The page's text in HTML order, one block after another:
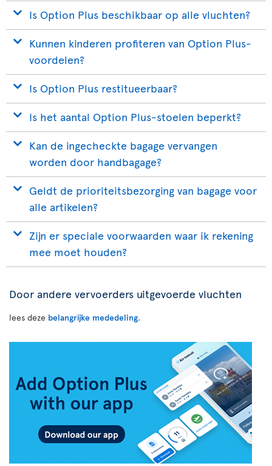
Is Option Plus beschikbaar op alle vluchten?
Kunnen kinderen profiteren van Option Plus-
voordelen?
Is Option Plus restitueerbaar?
Is het aantal Option Plus-stoelen beperkt?
Kan de ingecheckte bagage vervangen
worden door handbagage?
Geldt de prioriteitsbezorging van bagage voor
alle artikelen?
Zijn er speciale voorwaarden waar ik rekening
mee moet houden?
Door andere vervoerders uitgevoerde vluchten
lees deze belangrijke mededeling.